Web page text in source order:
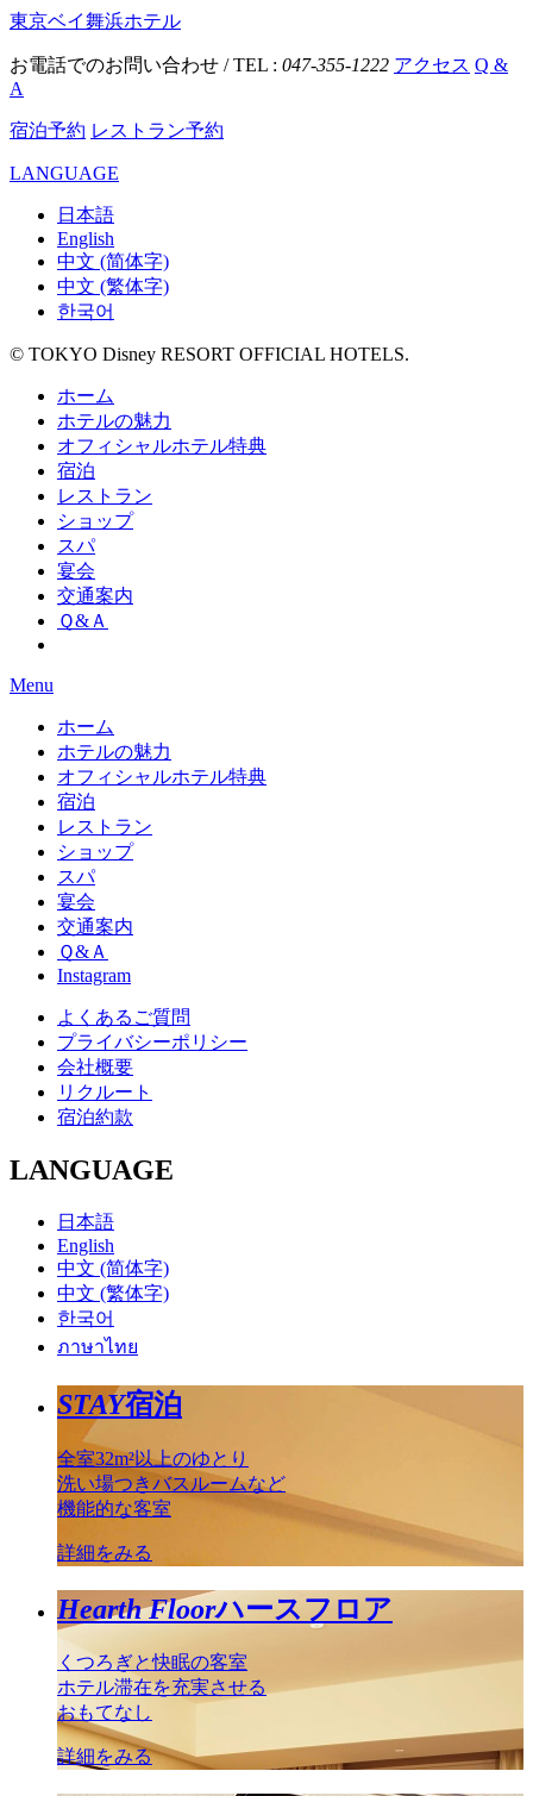
東京ベイ舞浜ホテル
お電話でのお問い合わせ / TEL : 047-355-1222 アクセス Q &
A
宿泊予約 レストラン予約
LANGUAGE
日本語
English
中文 (简体字)
中文 (繁体字)
한국어
© TOKYO Disney RESORT OFFICIAL HOTELS.
ホーム
ホテルの魅力
オフィシャルホテル特典
宿泊
レストラン
ショップ
スパ
宴会
交通案内
Ｑ&Ａ
Menu
ホーム
ホテルの魅力
オフィシャルホテル特典
宿泊
レストラン
ショップ
スパ
宴会
交通案内
Ｑ&Ａ
Instagram
よくあるご質問
プライバシーポリシー
会社概要
リクルート
宿泊約款
LANGUAGE
日本語
English
中文 (简体字)
中文 (繁体字)
한국어
ภาษาไทย
STAY宿泊
全室32m²以上のゆとり
洗い場つきバスルームなど
機能的な客室
詳細をみる
Hearth Floorハースフロア
くつろぎと快眠の客室
ホテル滞在を充実させる
おもてなし
詳細をみる